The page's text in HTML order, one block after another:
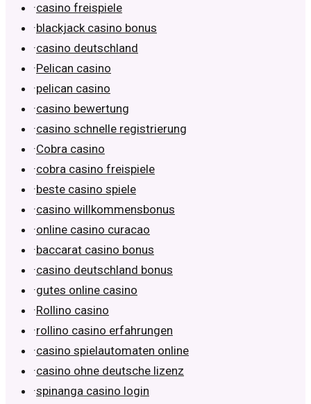
·casino freispiele
·blackjack casino bonus
·casino deutschland
·Pelican casino
·pelican casino
·casino bewertung
·casino schnelle registrierung
·Cobra casino
·cobra casino freispiele
·beste casino spiele
·casino willkommensbonus
·online casino curacao
·baccarat casino bonus
·casino deutschland bonus
·gutes online casino
·Rollino casino
·rollino casino erfahrungen
·casino spielautomaten online
·casino ohne deutsche lizenz
·spinanga casino login